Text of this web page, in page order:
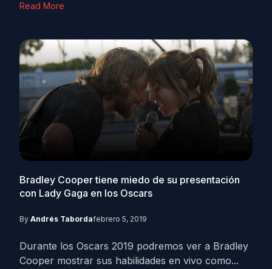
Read More
Bradley Cooper tiene miedo de su presentación
con Lady Gaga en los Oscars
By Andrés Tabordafebrero 5, 2019
Durante los Oscars 2019 podremos ver a Bradley
Cooper mostrar sus habilidades en vivo como...